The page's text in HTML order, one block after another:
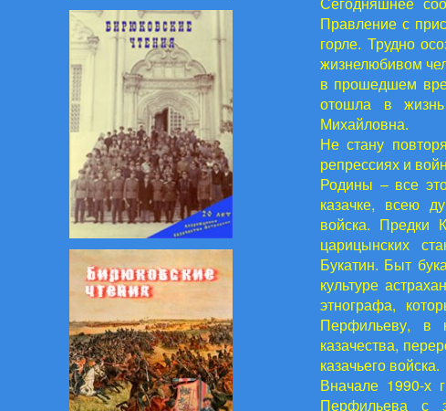
Правление с
горле. Трудно
жизнелюбивом
в прошедшем
отошла в жизнь
Михайловна.
Не стану
репрессиях и
Родины – все
казачке, всею
войска. Предки
царицынских
Букатин. Быт
культуре
этнографа,
Перфильеву, в
казачества,
казачьего войска.
Вначале 1990-х
Перфильева с